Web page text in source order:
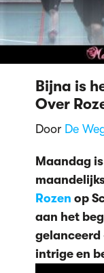
Bijna is
Over
Door De
Maandag
Rozen op
aan het
intrige en